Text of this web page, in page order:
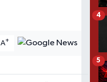
A+
4
5